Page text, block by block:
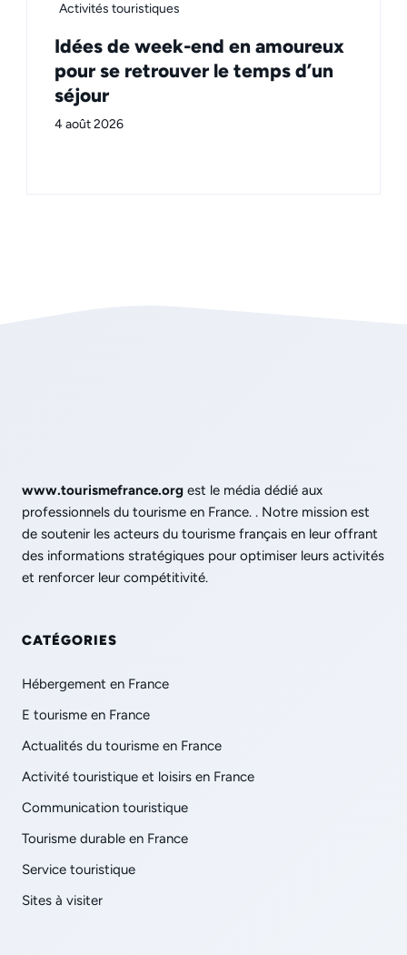
Activités touristiques
Idées de week-end en amoureux
pour se retrouver le temps d’un
séjour
4 août 2026
www.tourismefrance.org est le média dédié aux
professionnels du tourisme en France. . Notre mission est
de soutenir les acteurs du tourisme français en leur offrant
des informations stratégiques pour optimiser leurs activités
et renforcer leur compétitivité.
CATÉGORIES
Hébergement en France
E tourisme en France
Actualités du tourisme en France
Activité touristique et loisirs en France
Communication touristique
Tourisme durable en France
Service touristique
Sites à visiter